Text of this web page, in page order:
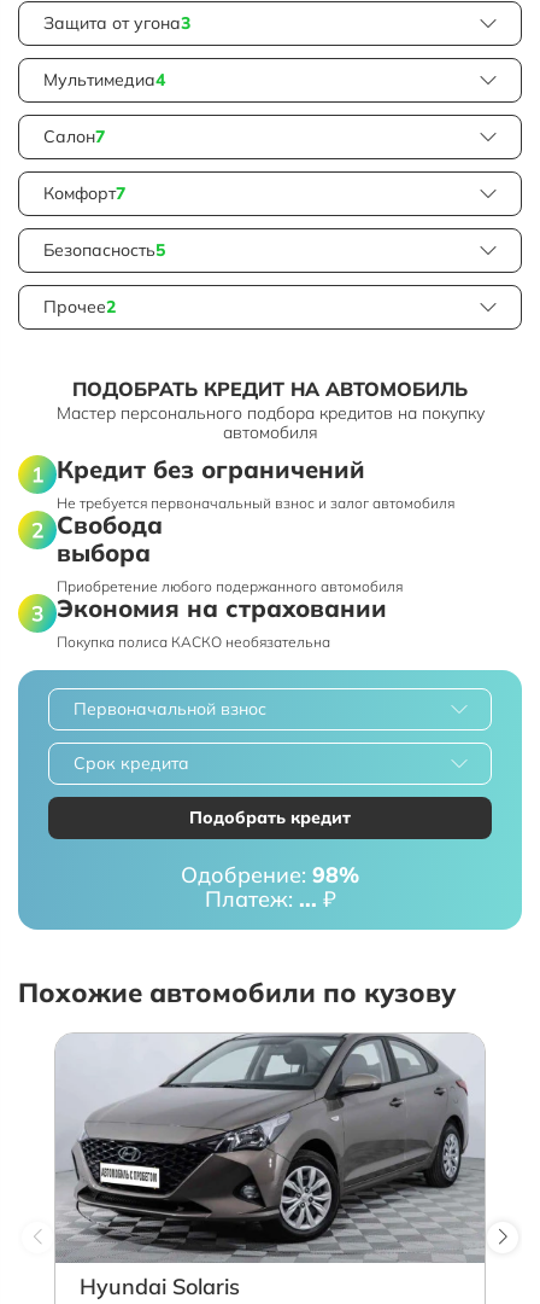
Защита от угона3
Мультимедиа4
Салон7
Комфорт7
Безопасность5
Прочее2
ПОДОБРАТЬ КРЕДИТ НА АВТОМОБИЛЬ
Мастер персонального подбора кредитов на покупку
автомобиля
Кредит без ограничений
Не требуется первоначальный взнос и залог автомобиля
Свобода
выбора
Приобретение любого подержанного автомобиля
Экономия на страховании
Покупка полиса КАСКО необязательна
Первоначальной взнос
Срок кредита
Подобрать кредит
Одобрение: 98%
Платеж: ... ₽
Похожие автомобили по кузову
Hyundai Solaris